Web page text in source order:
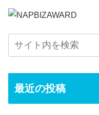
最近の投稿